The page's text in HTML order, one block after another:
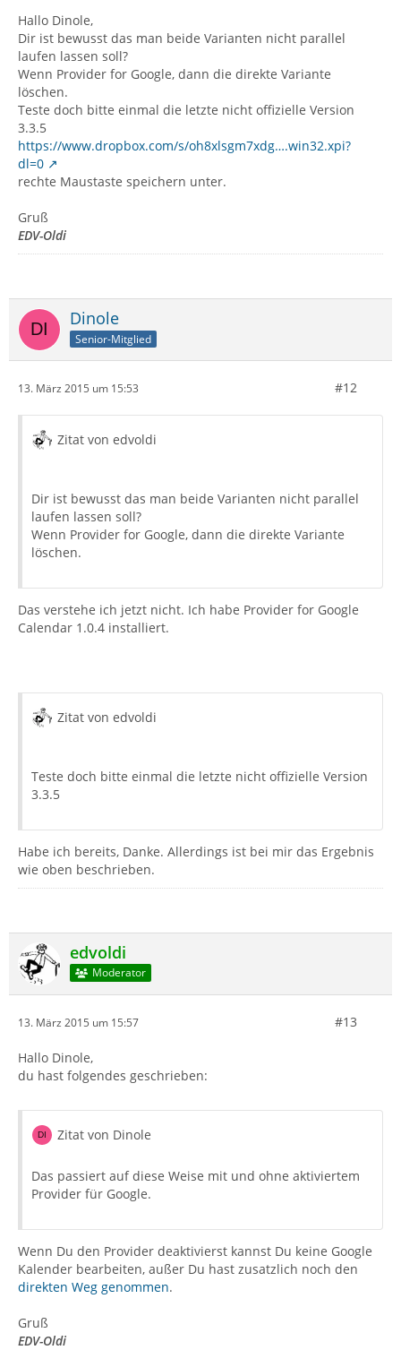
Hallo Dinole,
Dir ist bewusst das man beide Varianten nicht parallel
laufen lassen soll?
Wenn Provider for Google, dann die direkte Variante
löschen.
Teste doch bitte einmal die letzte nicht offizielle Version
3.3.5
https://www.dropbox.com/s/oh8xlsgm7xdg….win32.xpi?
dl=0
rechte Maustaste speichern unter.
Gruß
EDV-Oldi
Dinole
Senior-Mitglied
13. März 2015 um 15:53 #12
Zitat von edvoldi
Dir ist bewusst das man beide Varianten nicht parallel
laufen lassen soll?
Wenn Provider for Google, dann die direkte Variante
löschen.
Das verstehe ich jetzt nicht. Ich habe Provider for Google
Calendar 1.0.4 installiert.
Zitat von edvoldi
Teste doch bitte einmal die letzte nicht offizielle Version
3.3.5
Habe ich bereits, Danke. Allerdings ist bei mir das Ergebnis
wie oben beschrieben.
edvoldi
Moderator
13. März 2015 um 15:57 #13
Hallo Dinole,
du hast folgendes geschrieben:
Zitat von Dinole
Das passiert auf diese Weise mit und ohne aktiviertem
Provider für Google.
Wenn Du den Provider deaktivierst kannst Du keine Google
Kalender bearbeiten, außer Du hast zusatzlich noch den
direkten Weg genommen.
Gruß
EDV-Oldi